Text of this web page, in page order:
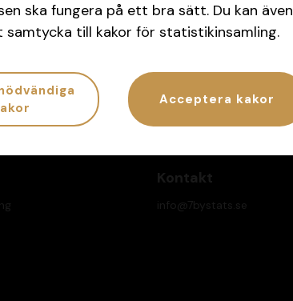
Har spelandet
eller
Kontakt
info@7bystats.se
ska fungera på ett bra sätt. Du kan även
samtycka till kakor för statistikinsamling.
Acceptera kakor